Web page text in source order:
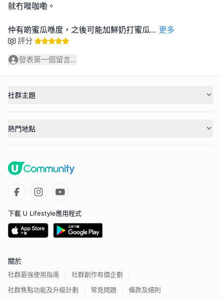
就冇嘥咖嘞。
仲有啲蜜瓜喺度，之後可能加鮮奶打蜜瓜... 更多
評分
發表第一個留言...
社群主題
熱門地點
下載 U Lifestyle應用程式
關於
社群最強使用指南
社群創作有價企劃
社群焦點功能及升級計劃
常見問題 條款及細則